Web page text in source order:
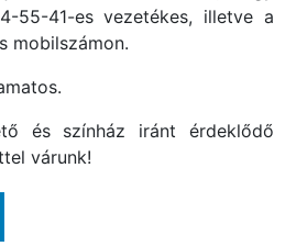
55-41-es vezetékes, illetve a
mobilszámon.
és színház iránt érdeklődő
várunk!